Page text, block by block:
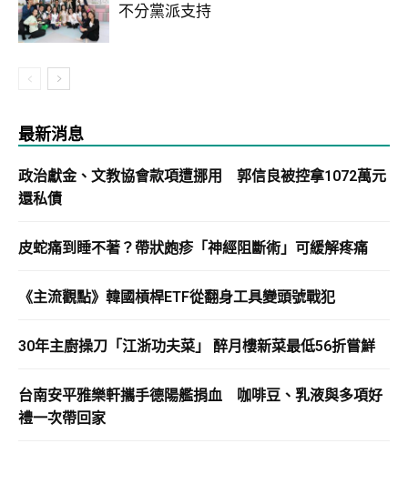
不分黨派支持
最新消息
政治獻金、文教協會款項遭挪用 郭信良被控拿1072萬元
還私債
皮蛇痛到睡不著？帶狀皰疹「神經阻斷術」可緩解疼痛
《主流觀點》韓國槓桿ETF從翻身工具變頭號戰犯
30年主廚操刀「江浙功夫菜」 醉月樓新菜最低56折嘗鮮
台南安平雅樂軒攜手德陽艦捐血 咖啡豆、乳液與多項好
禮一次帶回家